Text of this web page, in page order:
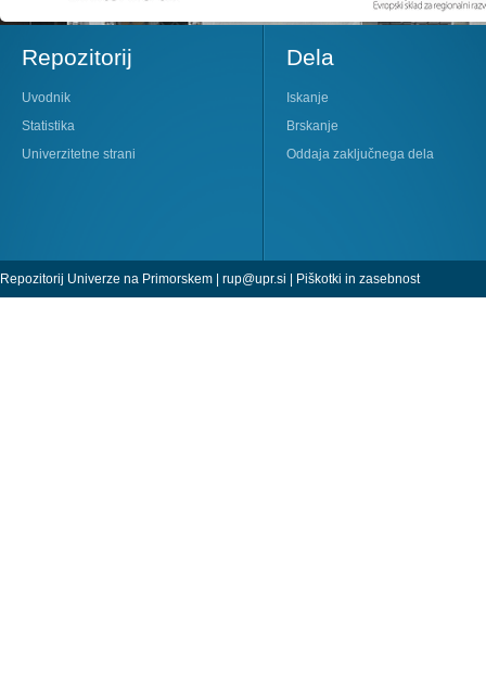
Repozitorij
Uvodnik
Statistika
Univerzitetne strani
Dela
Iskanje
Brskanje
Oddaja zaključnega dela
Repozitorij Univerze na Primorskem | rup@upr.si Piškotki in zasebnost